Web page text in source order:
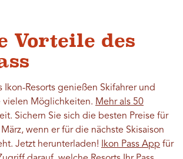
Vorteile des
Ikon-Resorts genießen Skifahrer und
vielen Möglichkeiten. Mehr als 50
Sichern Sie sich die besten Preise für
wenn er für die nächste Skisaison
Jetzt herunterladen! Ikon Pass App für